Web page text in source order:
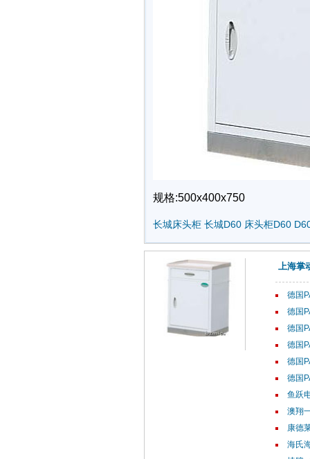
规格:500x400x750
长城床头柜 长城D60 床头柜D60
上海掌
德国
德国
德国
德国
德国
德国
鱼跃
澳翔
康德
海氏